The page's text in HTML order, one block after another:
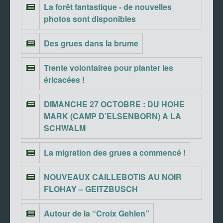
La forêt fantastique - de nouvelles
photos sont disponibles
Des grues dans la brume
Trente volontaires pour planter les
éricacées !
DIMANCHE 27 OCTOBRE : DU HOHE
MARK (CAMP D’ELSENBORN) A LA
SCHWALM
La migration des grues a commencé !
NOUVEAUX CAILLEBOTIS AU NOIR
FLOHAY – GEITZBUSCH
Autour de la “Croix Gehlen”